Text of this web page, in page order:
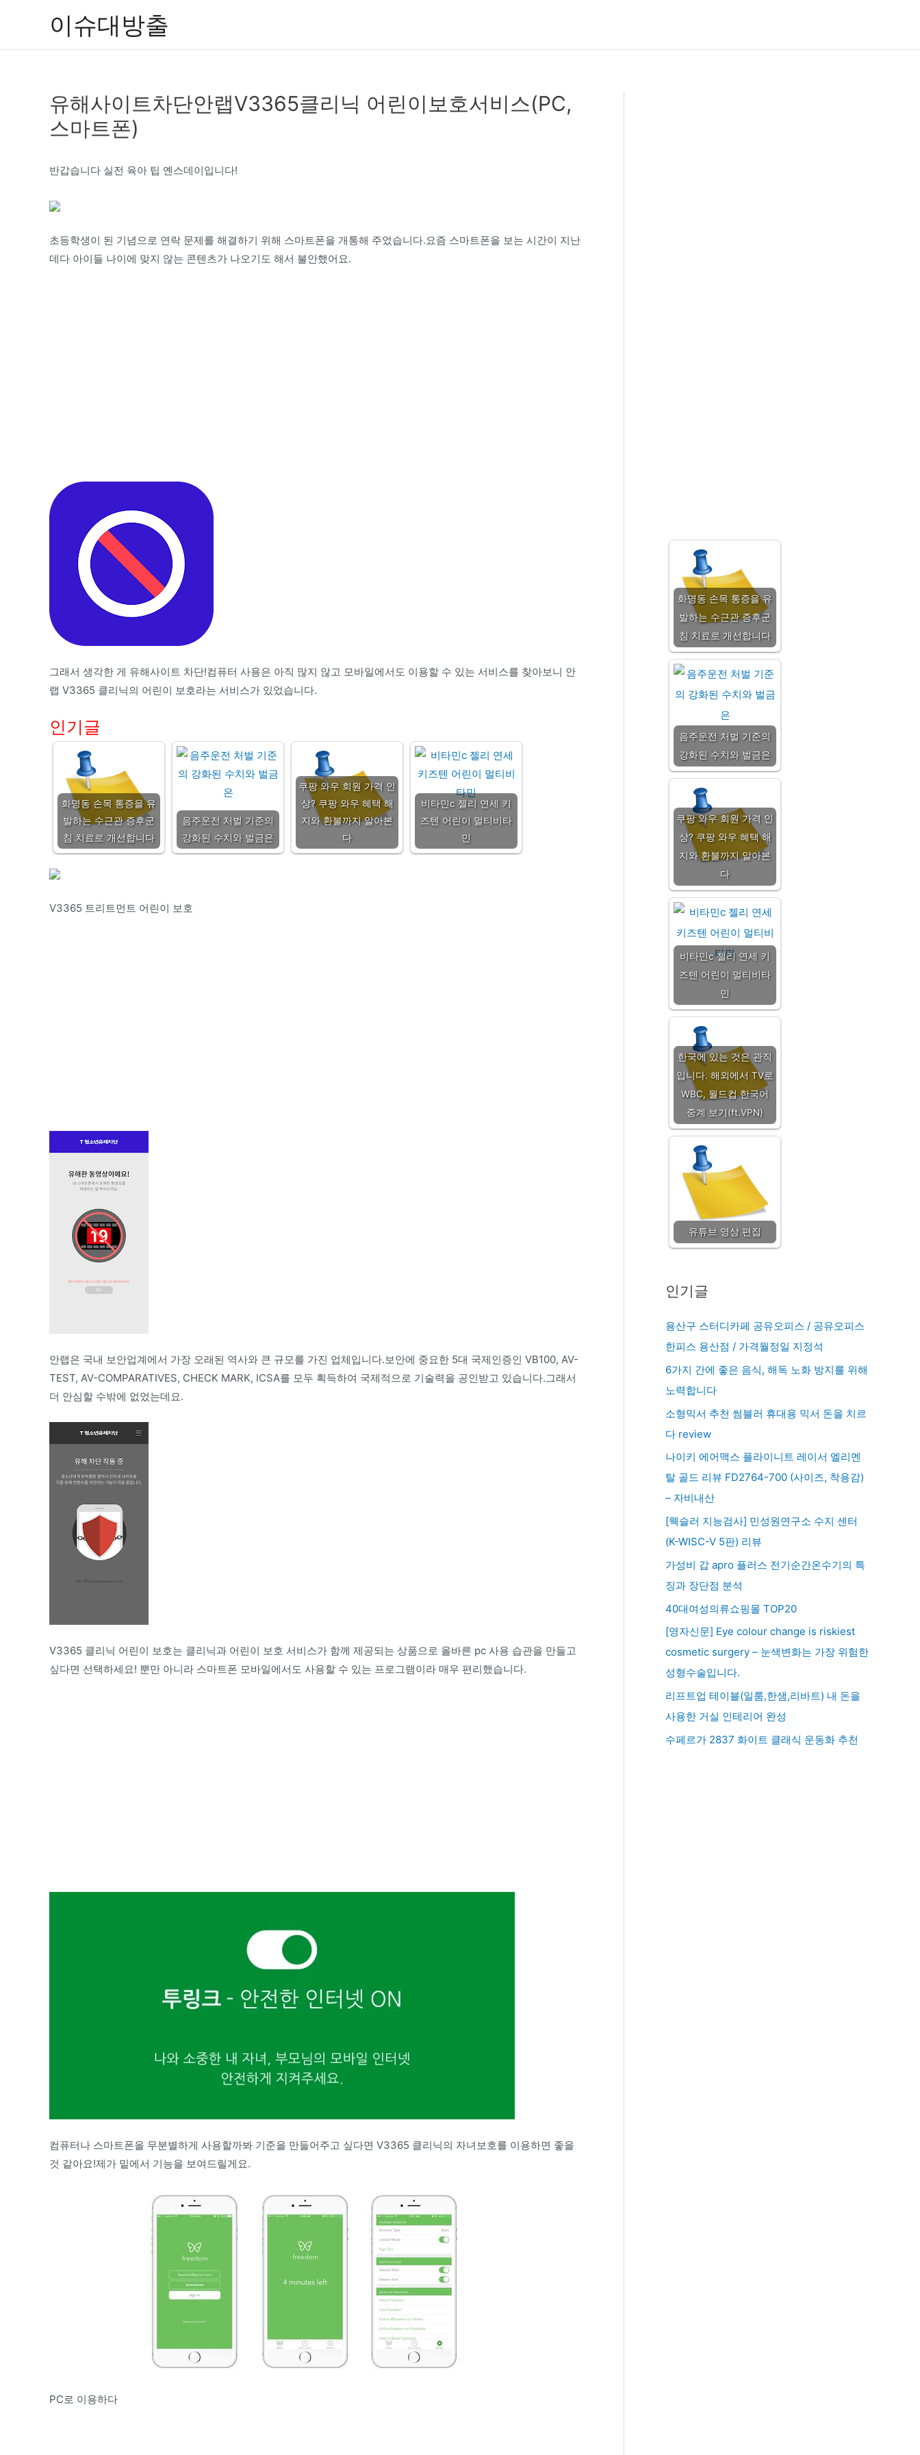
이슈대방출
유해사이트차단안랩V3365클리닉 어린이보호서비스(PC,
스마트폰)
반갑습니다 실전 육아 팁 옌스데이입니다!
초등학생이 된 기념으로 연락 문제를 해결하기 위해 스마트폰을 개통해 주었습니다.요즘 스마트폰을 보는 시간이 지난
데다 아이들 나이에 맞지 않는 콘텐츠가 나오기도 해서 불안했어요.
그래서 생각한 게 유해사이트 차단!컴퓨터 사용은 아직 많지 않고 모바일에서도 이용할 수 있는 서비스를 찾아보니 안
랩 V3365 클리닉의 어린이 보호라는 서비스가 있었습니다.
인기글
화명동 손목 통증을 유
발하는 수근관 증후군
침 치료로 개선합니다
음주운전 처벌 기준의
강화된 수치와 벌금은
쿠팡 와우 회원 가격 인
상? 쿠팡 와우 혜택 해
지와 환불까지 알아본
다
비타민c 젤리 연세 키
즈텐 어린이 멀티비타
민
V3365 트리트먼트 어린이 보호
안랩은 국내 보안업계에서 가장 오래된 역사와 큰 규모를 가진 업체입니다.보안에 중요한 5대 국제인증인 VB100, AV-
TEST, AV-COMPARATIVES, CHECK MARK, ICSA를 모두 획득하여 국제적으로 기술력을 공인받고 있습니다.그래서
더 안심할 수밖에 없었는데요.
V3365 클리닉 어린이 보호는 클리닉과 어린이 보호 서비스가 함께 제공되는 상품으로 올바른 pc 사용 습관을 만들고
싶다면 선택하세요! 뿐만 아니라 스마트폰 모바일에서도 사용할 수 있는 프로그램이라 매우 편리했습니다.
컴퓨터나 스마트폰을 무분별하게 사용할까봐 기준을 만들어주고 싶다면 V3365 클리닉의 자녀보호를 이용하면 좋을
것 같아요!제가 밑에서 기능을 보여드릴게요.
PC로 이용하다
화명동 손목 통증을 유
발하는 수근관 증후군
침 치료로 개선합니다
음주운전 처벌 기준의
강화된 수치와 벌금은
쿠팡 와우 회원 가격 인
상? 쿠팡 와우 혜택 해
지와 환불까지 알아본
다
비타민c 젤리 연세 키
즈텐 어린이 멀티비타
민
한국에 있는 것은 관직
입니다. 해외에서 TV로
WBC, 월드컵 한국어
중계 보기(ft.VPN)
유튜브 영상 편집
인기글
용산구 스터디카페 공유오피스 / 공유오피스
한피스 용산점 / 가격월정일 지정석
6가지 간에 좋은 음식, 해독 노화 방지를 위해
노력합니다
소형믹서 추천 썸블러 휴대용 믹서 돈을 치르
다 review
나이키 에어맥스 플라이니트 레이서 엘리멘
탈 골드 리뷰 FD2764-700 (사이즈, 착용감)
– 자비내산
[웩슬러 지능검사] 민성원연구소 수지 센터
(K-WISC-V 5판) 리뷰
가성비 갑 apro 플러스 전기순간온수기의 특
징과 장단점 분석
40대여성의류쇼핑몰 TOP20
[영자신문] Eye colour change is riskiest
cosmetic surgery – 눈색변화는 가장 위험한
성형수술입니다.
리프트업 테이블(일룸,한샘,리바트) 내 돈을
사용한 거실 인테리어 완성
수페르가 2837 화이트 클래식 운동화 추천